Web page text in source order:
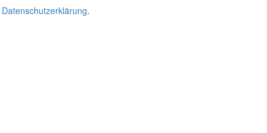
Datenschutzerklärung.